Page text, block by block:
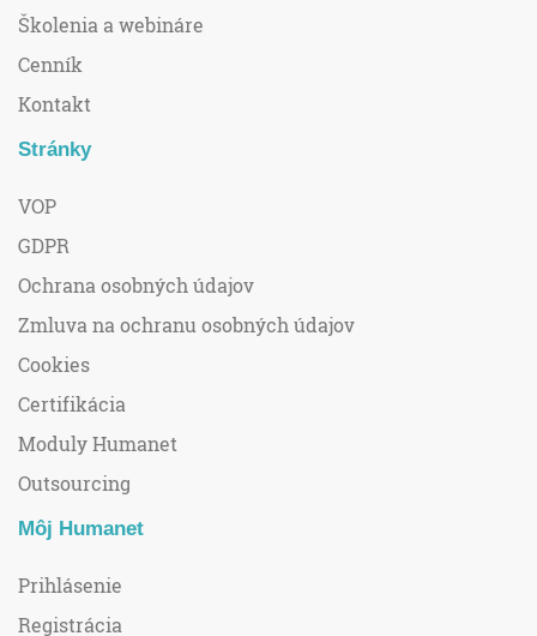
Školenia a webináre
Cenník
Kontakt
Stránky
VOP
GDPR
Ochrana osobných údajov
Zmluva na ochranu osobných údajov
Cookies
Certifikácia
Moduly Humanet
Outsourcing
Môj Humanet
Prihlásenie
Registrácia